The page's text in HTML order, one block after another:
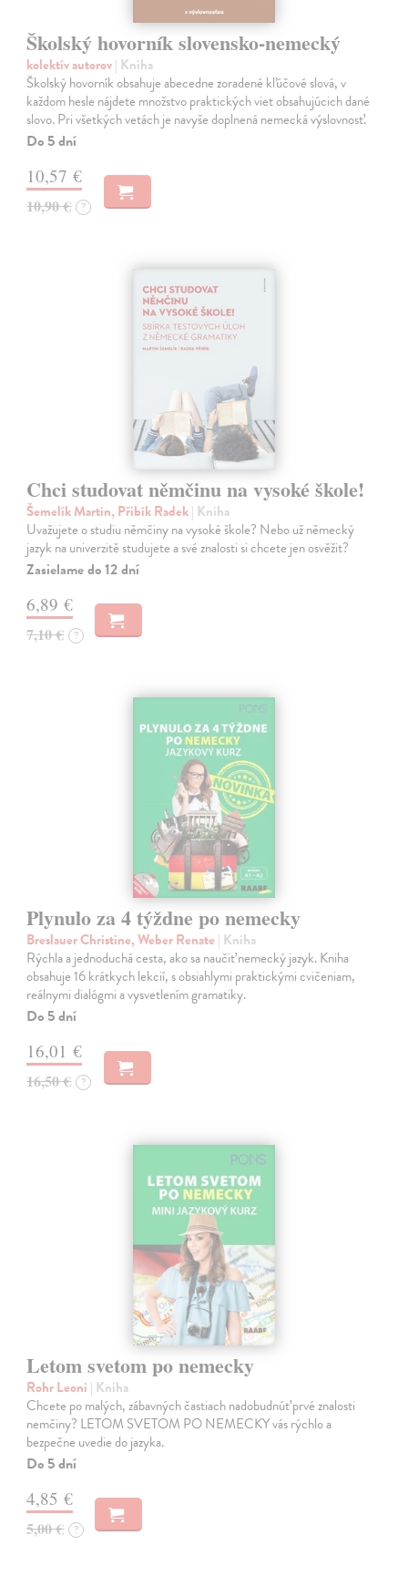
Školský hovorník slovensko-nemecký
kolektív autorov| Kniha
Školský hovorník obsahuje abecedne zoradené kľúčové slová, v
každom hesle nájdete množstvo praktických viet obsahujúcich dané
slovo. Pri všetkých vetách je navyše doplnená nemecká výslovnosť.
Do 5 dní
10,57 €
10,90 € ?
Chci studovat němčinu na vysoké škole!
Šemelík Martin, Přibík Radek| Kniha
Uvažujete o studiu němčiny na vysoké škole? Nebo už německý
jazyk na univerzitě studujete a své znalosti si chcete jen osvěžit?
Zasielame do 12 dní
6,89 €
7,10 € ?
Plynulo za 4 týždne po nemecky
Breslauer Christine, Weber Renate | Kniha
Rýchla a jednoduchá cesta, ako sa naučiť nemecký jazyk. Kniha
obsahuje 16 krátkych lekcií, s obsiahlymi praktickými cvičeniam,
reálnymi dialógmi a vysvetlením gramatiky.
Do 5 dní
16,01 €
16,50 € ?
Letom svetom po nemecky
Rohr Leoni | Kniha
Chcete po malých, zábavných častiach nadobudnúť prvé znalosti
nemčiny? LETOM SVETOM PO NEMECKY vás rýchlo a
bezpečne uvedie do jazyka.
Do 5 dní
4,85 €
5,00 € ?